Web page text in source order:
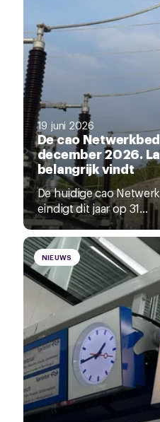
19 juni 2026
De cao
december 2026.
belangrijk vindt
De huidige cao
eindigt dit jaar op 31...
NIEUWS